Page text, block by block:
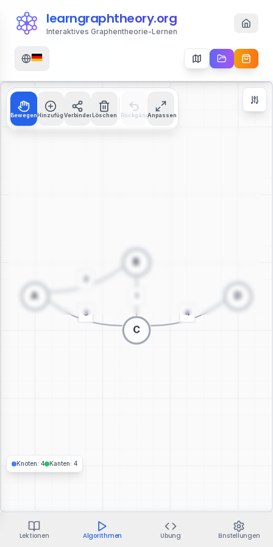
learngraphtheory.org
Interaktives Graphentheorie-Lernen
BewegenHinzufügenVerbindenLöschen RückgängigAnpassen
An Bildschirm anpassen
Zur 3D-Visualisierung wechseln
Knoten: 4 Kanten: 4
Lektionen Algorithmen Übung Einstellungen